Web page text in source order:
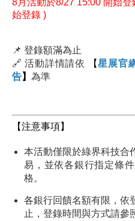
始登錄 )
📌 登錄額滿為止
🔗 活動詳情請依
【星展官
告】 為準
【注意事項】
本活動僅限於綠界科技合
易，並依各銀行指定條
格。
各銀行回饋名額有限，依
止，登錄時間與方式請參